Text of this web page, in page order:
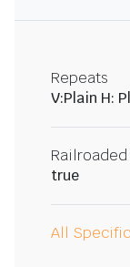
Repeats
V:Plain H:
Railroaded
true
All